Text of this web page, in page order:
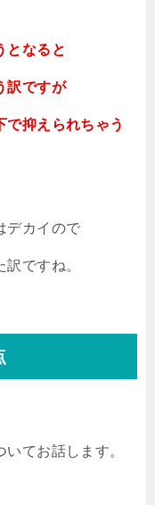
となると
訳ですが
で抑えられちゃう
デカイので
ですね。
てお話します。